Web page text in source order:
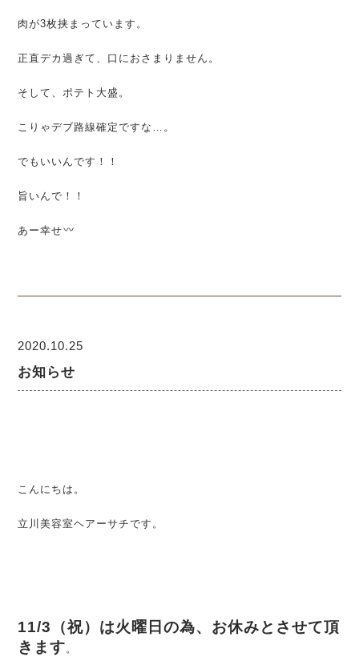
肉が3枚挟まっています。
正直デカ過ぎて、口におさまりません。
そして、ポテト大盛。
こりゃデブ路線確定ですな…。
でもいいんです！！
旨いんで！！
あー幸せ
2020.10.25
お知らせ
こんにちは。
立川美容室ヘアーサチです。
11/3（祝）は火曜日の為、お休みとさせて頂
きます 。